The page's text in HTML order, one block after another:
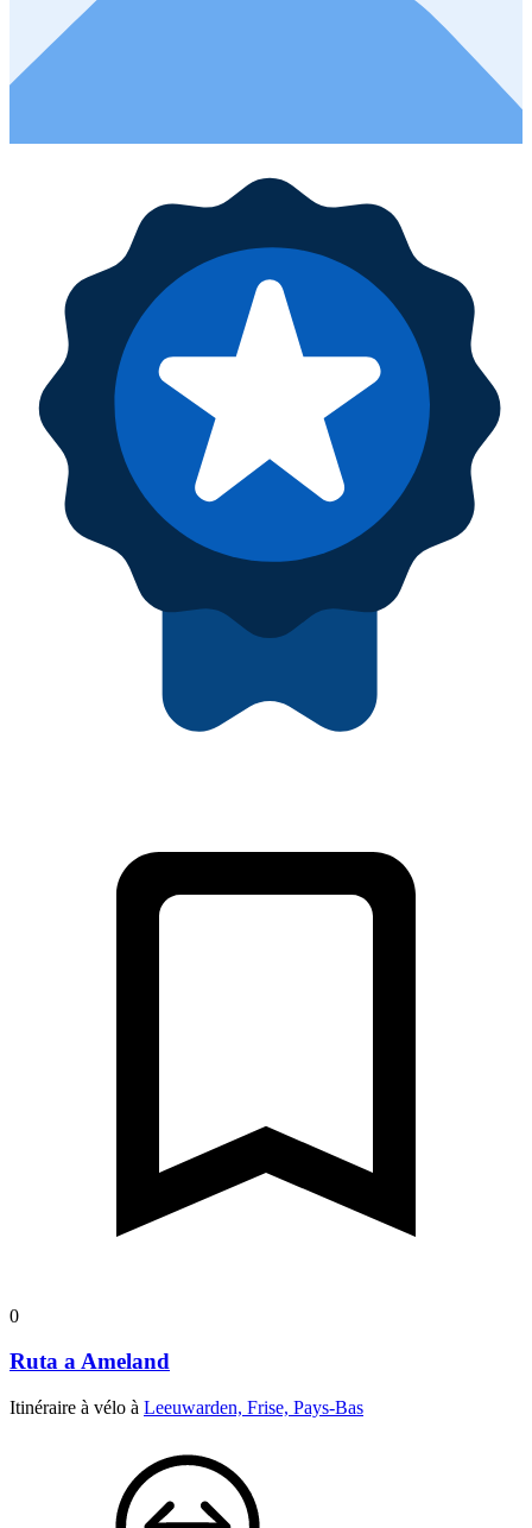
0
Ruta a Ameland
Itinéraire à vélo à Leeuwarden, Frise, Pays-Bas